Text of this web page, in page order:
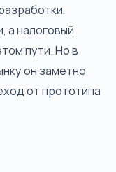
а налоговый
пути. Но в
он заметно
от прототипа